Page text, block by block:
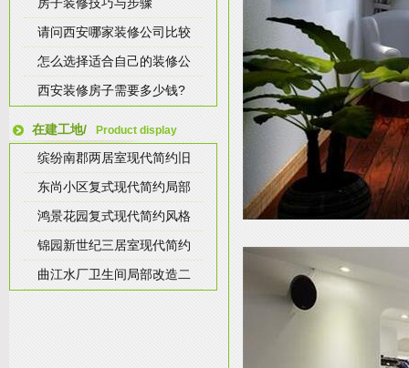
请问西安哪家装修公司比较
怎么选择适合自己的装修公
西安装修房子需要多少钱?
在建工地/ Product display
缤纷南郡两居室现代简约旧
东尚小区复式现代简约局部
鸿景花园复式现代简约风格
锦园新世纪三居室现代简约
曲江水厂卫生间局部改造二